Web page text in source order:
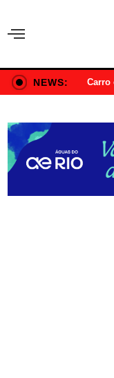
NEWS: Carro